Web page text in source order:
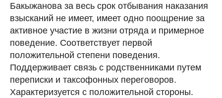
Бакыжанова за весь срок отбывания наказания
взысканий не имеет, имеет одно поощрение за
активное участие в жизни отряда и примерное
поведение. Соответствует первой
положительной степени поведения.
Поддерживает связь с родственниками путем
переписки и таксофонных переговоров.
Характеризуется с положительной стороны.